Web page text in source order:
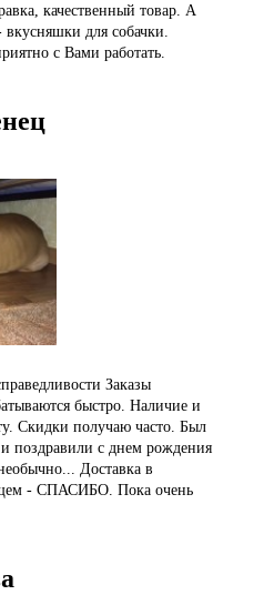
качественный товар. А
для собачки.
с Вами работать.
Заказы
быстро. Наличие и
Скидки получаю часто. Был
поздравили с днем рождения
Доставка в
- СПАСИБО. Пока очень